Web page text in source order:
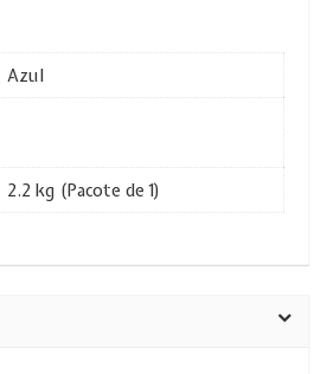
Azul
2.2 kg (Pacote de 1)